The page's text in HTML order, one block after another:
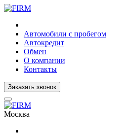
Автомобили с пробегом
Автокредит
Обмен
О компании
Контакты
Заказать звонок
Москва